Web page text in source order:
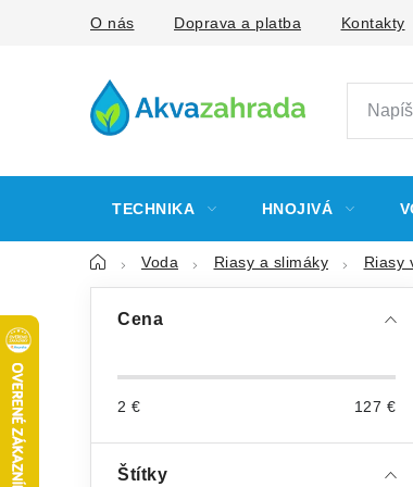
O nás Doprava a platba Kontakty
TECHNIKA HNOJIVÁ
DomovVoda Riasy a slimáky Riasy
Cena
2 € 127 €
Štítky